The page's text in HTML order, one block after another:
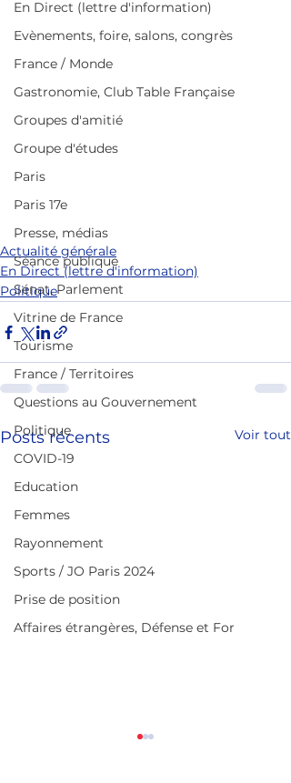
En Direct (lettre d'information)
Evènements, foire, salons, congrès
France / Monde
Gastronomie, Club Table Française
Groupes d'amitié
Groupe d'études
Paris
Paris 17e
Presse, médias
Séance publique
Sénat, Parlement
Vitrine de France
Tourisme
France / Territoires
Questions au Gouvernement
Politique
COVID-19
Education
Femmes
Rayonnement
Sports / JO Paris 2024
Prise de position
Affaires étrangères, Défense et For
Actualité générale
En Direct (lettre d'information)
Politique
Posts récents Voir tout